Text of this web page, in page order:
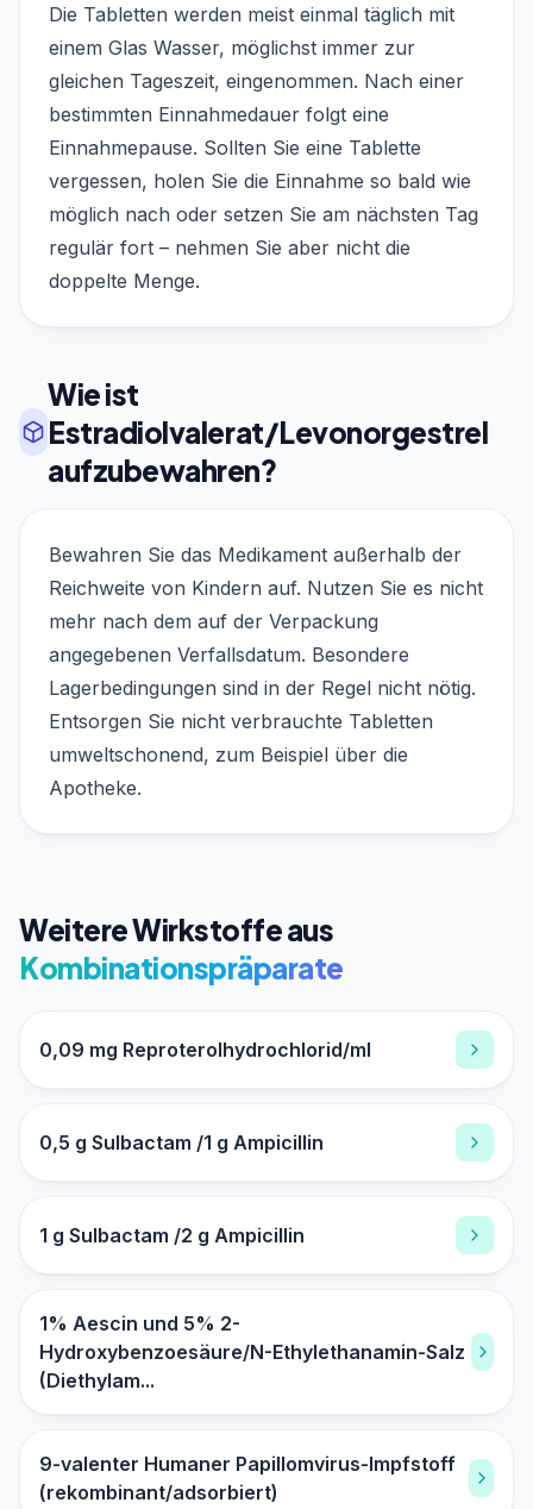
Die Tabletten werden meist einmal täglich mit
einem Glas Wasser, möglichst immer zur
gleichen Tageszeit, eingenommen. Nach einer
bestimmten Einnahmedauer folgt eine
Einnahmepause. Sollten Sie eine Tablette
vergessen, holen Sie die Einnahme so bald wie
möglich nach oder setzen Sie am nächsten Tag
regulär fort – nehmen Sie aber nicht die
doppelte Menge.
Wie ist
Estradiolvalerat/Levonorgestrel
aufzubewahren?
Bewahren Sie das Medikament außerhalb der
Reichweite von Kindern auf. Nutzen Sie es nicht
mehr nach dem auf der Verpackung
angegebenen Verfallsdatum. Besondere
Lagerbedingungen sind in der Regel nicht nötig.
Entsorgen Sie nicht verbrauchte Tabletten
umweltschonend, zum Beispiel über die
Apotheke.
Weitere Wirkstoffe aus
Kombinationspräparate
0,09 mg Reproterolhydrochlorid/ml
0,5 g Sulbactam /1 g Ampicillin
1 g Sulbactam /2 g Ampicillin
1% Aescin und 5% 2-
Hydroxybenzoesäure/N-Ethylethanamin-Salz
(Diethylam...
9-valenter Humaner Papillomvirus-Impfstoff
(rekombinant/adsorbiert)